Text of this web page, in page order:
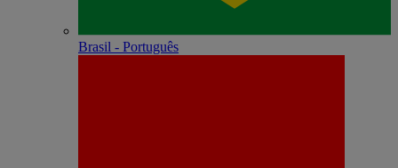
Brasil - Português